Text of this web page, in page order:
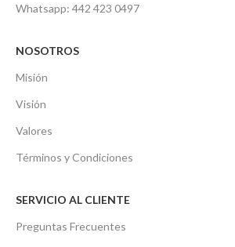
Whatsapp: 442 423 0497
NOSOTROS
Misión
Visión
Valores
Términos y Condiciones
SERVICIO AL CLIENTE
Preguntas Frecuentes